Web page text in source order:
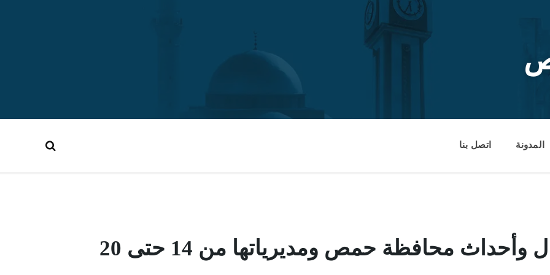
المدونة اتصل بنا
الحصاد الأسبوعي لأهم أعمال وأحداث محافظة حمص ومديرياتها من 14 حتى 20